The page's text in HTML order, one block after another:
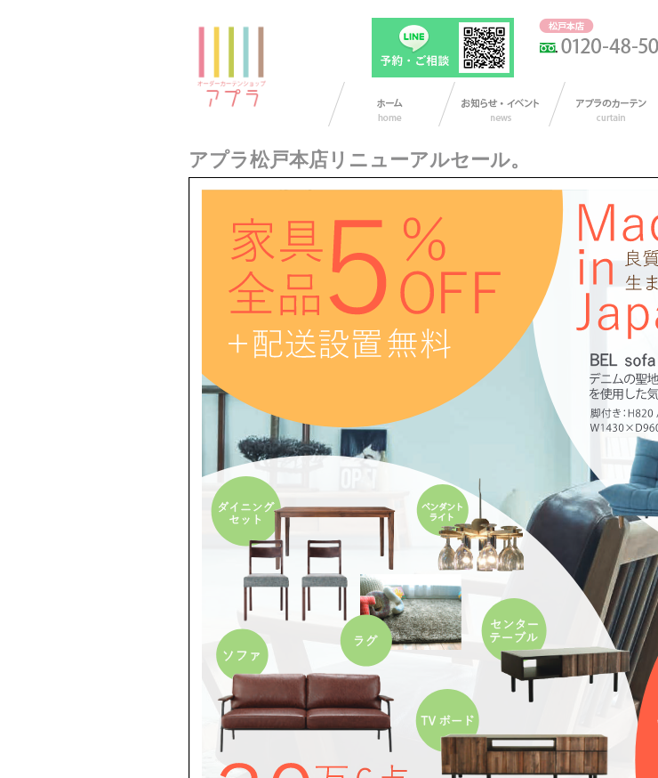
アプラ松戸本店リニューアルセール。